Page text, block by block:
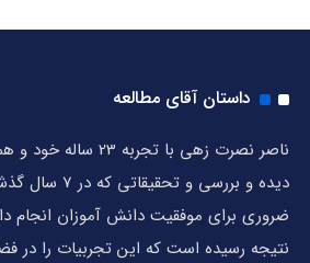
داستان آقای مطالعه
ناصر نصرت زهی با
دیده و بررسی و
ضروری برای موفقیت دانش آموزان انجام
نتیجه رسیده است که این تجربیات را در